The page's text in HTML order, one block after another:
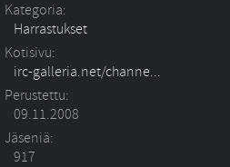
Kategoria:
Harrastukset
Kotisivu:
irc-galleria.net/channe...
Perustettu:
09.11.2008
Jäseniä:
917